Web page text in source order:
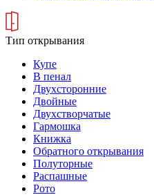
Тип открывания
Купе
В пенал
Двухсторонние
Двойные
Двухстворчатые
Гармошка
Книжка
Обратного открывания
Полуторные
Распашные
Рото